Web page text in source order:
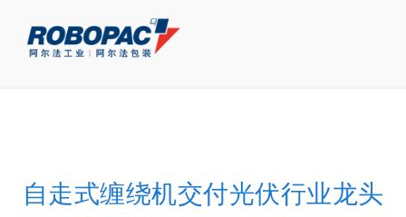
自走式缠绕机交付光伏行业龙头